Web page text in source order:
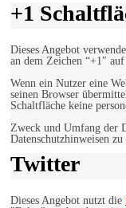
+1
Dieses Angebot
an dem Zeichen “+1″
Wenn ein Nutzer eine
seinen Browser
Schaltfläche keine
Zweck und Umfang der
Datenschutzhinweisen
Twitter
Dieses Angebot nutzt die